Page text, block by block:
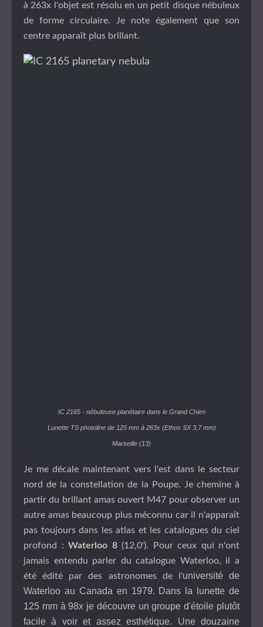
à 263x l'objet est résolu en un petit disque nébuleux
de forme circulaire. Je note également que son
centre apparaît plus brillant.
IC 2165 - nébuleuse planétaire dans le Grand Chien
Lunette TS photoline de 125 mm à 263x (Ethos SX 3,7 mm)
Marseille (13)
Je me décale maintenant vers l'est dans le secteur
nord de la constellation de la Poupe. Je chemine à
partir du brillant amas ouvert M47 pour observer un
autre amas beaucoup plus méconnu car il n'apparaît
pas toujours dans les atlas et les catalogues du ciel
profond : Waterloo 8(12,0'). Pour ceux qui n'ont
jamais entendu parler du catalogue Waterloo, il a
été édité par des astronomes de l'université de
Waterloo au Canada en 1979. Dans la lunette de
125 mm à 98x je découvre un groupe d'étoile plutôt
facile à voir et assez esthétique. Une douzaine